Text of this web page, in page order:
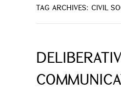
TAG ARCHIVES: CIVIL